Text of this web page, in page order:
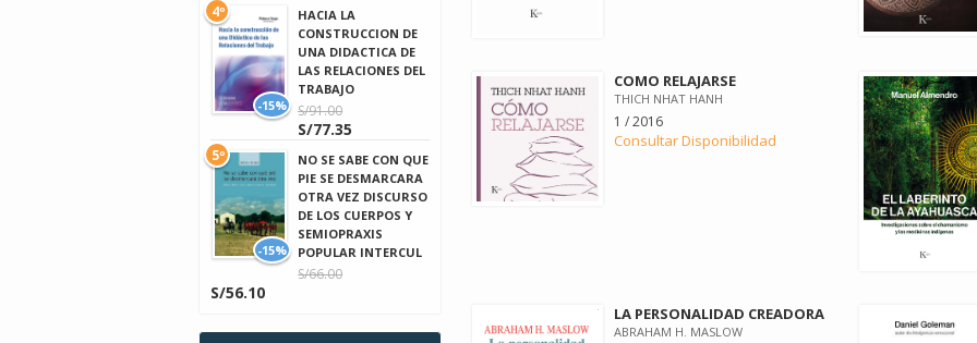
COMO RELAJARSE
THICH NHAT HANH
1 / 2016
Consultar Disponibilidad
LA PERSONALIDAD CREADORA
ABRAHAM H. MASLOW
-15%
HACIA LA
CONSTRUCCION DE
UNA DIDACTICA DE
LAS RELACIONES DEL
TRABAJO
S/91.00
S/77.35
4º
-15%
NO SE SABE CON QUE
PIE SE DESMARCARA
OTRA VEZ DISCURSO
DE LOS CUERPOS Y
SEMIOPRAXIS
POPULAR INTERCUL
S/66.00
S/56.10
5º